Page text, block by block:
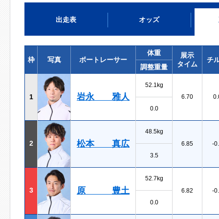
出走表 オッズ
枠 写真 ボートレーサー
体重
展示
タイム
チ
調整重量
1 岩永 雅人
52.1kg
6.70
0.0
2 松本 真広
48.5kg
6.85
-
3.5
3 原 豊土
52.7kg
6.82
-
0.0